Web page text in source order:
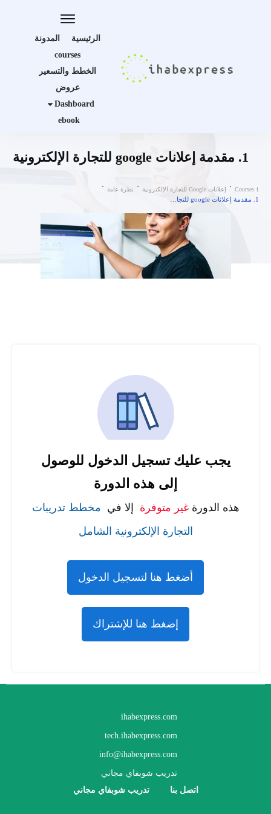
الرئيسية
المدونة
courses
الخطط والتسعير
عروض
Dashboard
ebook
1. مقدمة إعلانات google للتجارة الإلكترونية
Courses 1 إعلانات Google للتجارة الإلكترونية نظرة عامة
يجب عليك تسجيل الدخول للوصول
إلى هذه الدورة
هذه الدورةغير متوفرة إلا في مخطط تدريبات
التجارة الإلكترونية الشامل
أضغط هنا لتسجيل الدخول
إضغط هنا للإشتراك
ihabexpress.com
tech.ihabexpress.com
info@ihabexpress.com
تدريب شوبفاي مجاني
اتصل بنا تدريب شوبفاي مجاني